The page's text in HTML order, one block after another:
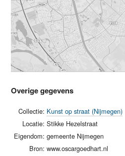
Overige gegevens
Collectie: Kunst op straat (Nijmegen)
Locatie: Stikke Hezelstraat
Eigendom: gemeente Nijmegen
Bron: www.oscargoedhart.nl